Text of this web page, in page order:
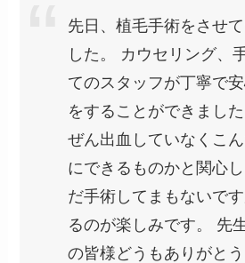
先日、植毛手術をさせ
した。 カウセリング、
てのスタッフが丁寧で
をすることができまし
ぜん出血していなくこ
にできるものかと関心
だ手術してまもないで
るのが楽しみです。 先
の皆様どうもありがと